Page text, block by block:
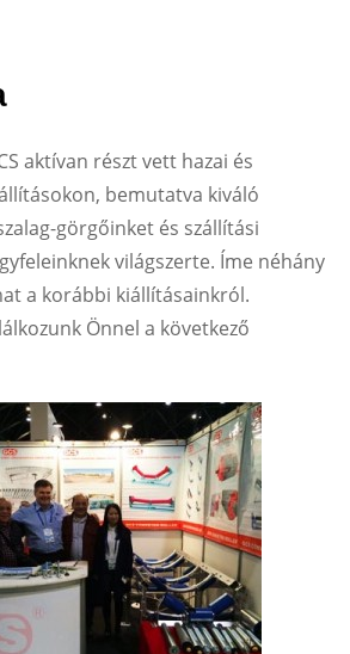
aktívan részt vett hazai és
bemutatva kiváló
görgőinket és szállítási
világszerte. Íme néhány
a korábbi kiállításainkról.
Önnel a következő